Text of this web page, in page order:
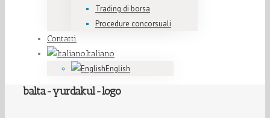
Trading di borsa
Procedure concorsuali
Contatti
Italiano
English
balta-yurdakul-logo